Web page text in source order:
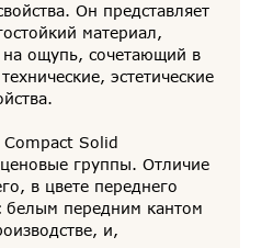
Он представляет
материал,
ощупь, сочетающий в
эстетические
Solid
ценовые группы. Отличие
в цвете переднего
белым передним кантом
и,